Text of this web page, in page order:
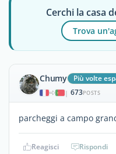
Cerchi la casa
Trova
Chumy Più volte
| 673POSTS
parcheggi a campo
Reagisci Rispondi